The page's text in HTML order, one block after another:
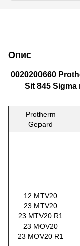
Опис
0020200660
Sit 845 Sigma
Protherm
Gepard
12 MTV20
23 MTV20
23 MTV20 R1
23 MOV20
23 MOV20 R1